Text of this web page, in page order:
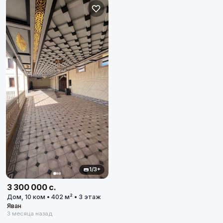
1/3+
3 300 000 с.
Дом, 10 ком • 402 м² • 3 этаж
Яван
3 месяца назад